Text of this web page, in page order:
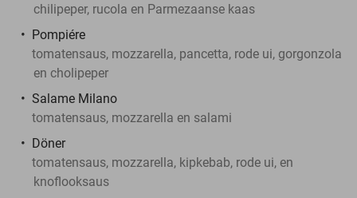
chilipeper, rucola en Parmezaanse kaas
Pompiére
tomatensaus, mozzarella, pancetta, rode ui, gorgonzola
en cholipeper
Salame Milano
tomatensaus, mozzarella en salami
Döner
tomatensaus, mozzarella, kipkebab, rode ui, en
knoflooksaus